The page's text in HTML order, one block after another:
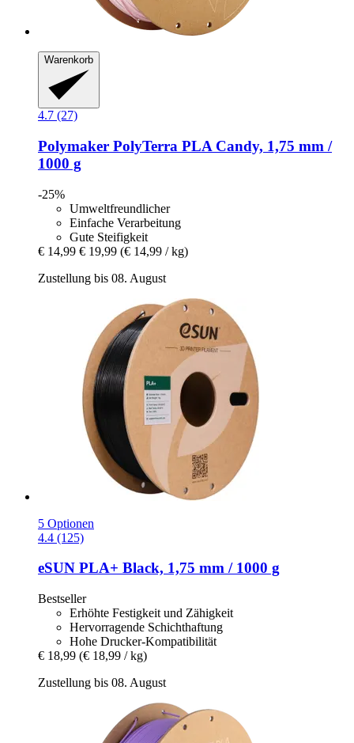
Warenkorb
4.7 (27)
Polymaker PolyTerra PLA Candy, 1,75 mm /
1000 g
-25%
Umweltfreundlicher
Einfache Verarbeitung
Gute Steifigkeit
€ 14,99 € 19,99 (€ 14,99 / kg)
Zustellung bis 08. August
5 Optionen
4.4 (125)
eSUN PLA+ Black, 1,75 mm / 1000 g
Bestseller
Erhöhte Festigkeit und Zähigkeit
Hervorragende Schichthaftung
Hohe Drucker-Kompatibilität
€ 18,99 (€ 18,99 / kg)
Zustellung bis 08. August